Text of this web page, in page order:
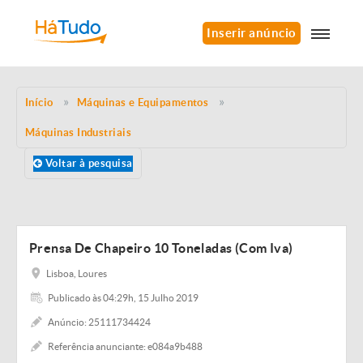
Inserir anúncio
Início Máquinas e Equipamentos
Máquinas Industriais
Voltar à pesquisa
Prensa De Chapeiro 10 Toneladas (Com Iva)
Lisboa, Loures
Publicado às 04:29h, 15 Julho 2019
Anúncio: 25111734424
Referência anunciante: e084a9b488